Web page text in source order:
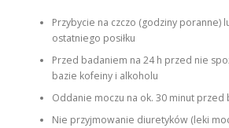
Przybycie na czczo (godziny poranne)
ostatniego posiłku
Przed badaniem na 24 h przed nie
bazie kofeiny i alkoholu
Oddanie moczu na ok. 30 minut przed
Nie przyjmowanie diuretyków (leki